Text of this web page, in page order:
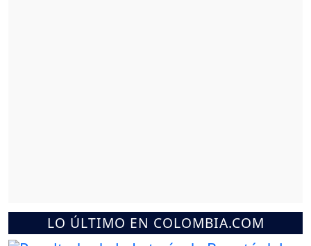
LO ÚLTIMO EN COLOMBIA.COM